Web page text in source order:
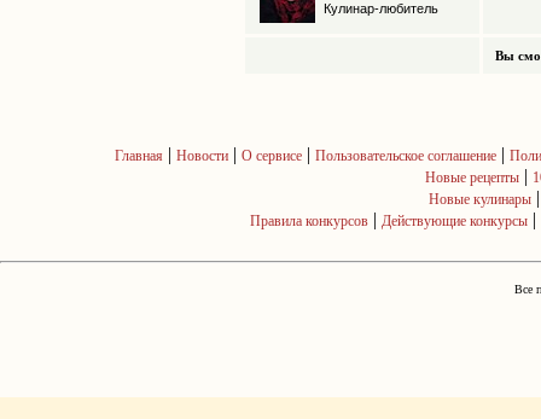
Кулинар-любитель
Вы
Главная | Новости| О сервисе| Пользовательское соглашение|
Новые рецепты |
Новые кулинары
Правила конкурсов | Действующие конкурсы |
Все